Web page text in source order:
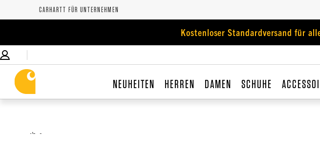
CARHARTT FÜR UNTERNEHMEN
Kostenloser Standardversand für
NEUHEITEN HERREN DAMEN SCHUHE